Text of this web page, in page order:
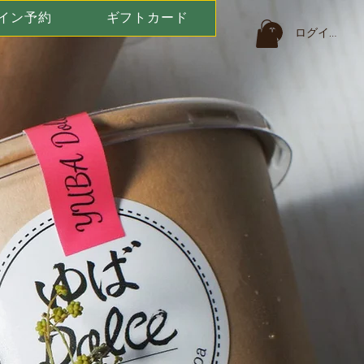
ログイン
ン予約 ギフトカード